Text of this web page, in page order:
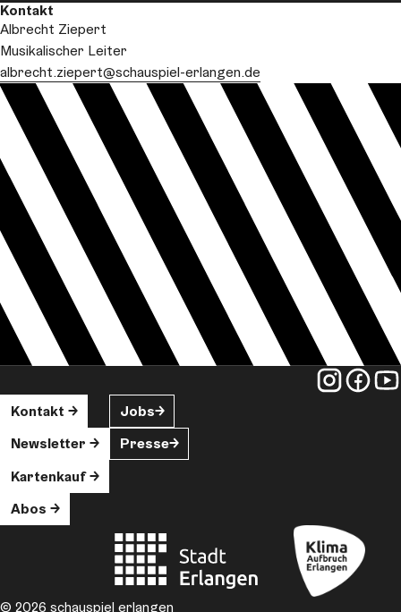
Kontakt
Albrecht Ziepert
Musikalischer Leiter
albrecht.ziepert@schauspiel-erlangen.de
Kontakt
Newsletter
Kartenkauf
Abos
Jobs
Presse
© 2026 schauspiel erlangen